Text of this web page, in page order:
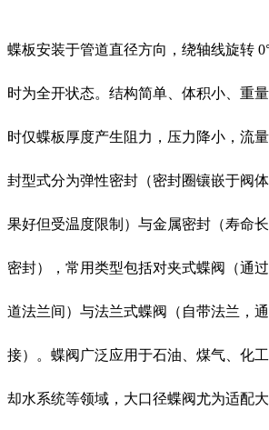
蝶板安装于管道直径方向，绕轴线旋转
时为全开状态。结构简单、体积小、重
时仅蝶板厚度产生阻力，压力降小，流
封型式分为弹性密封（密封圈镶嵌于阀
果好但受温度限制）与金属密封（寿命
密封），常用类型包括对夹式蝶阀（通
道法兰间）与法兰式蝶阀（自带法兰，
接）。 蝶阀广泛应用于石油、煤气、化
却水系统等领域，大口径蝶阀尤为适配大